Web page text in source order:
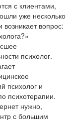
с клиентами,
уже несколько
вопрос:
психолог.
психолог и
психотерапии.
нужно,
с большим